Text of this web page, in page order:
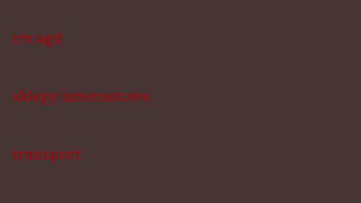
rtv agd
sklepy internetowe
transport